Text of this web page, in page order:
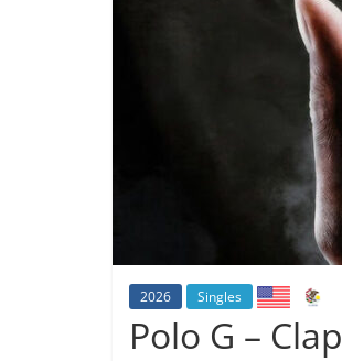
2026 Singles
Polo G – Clap